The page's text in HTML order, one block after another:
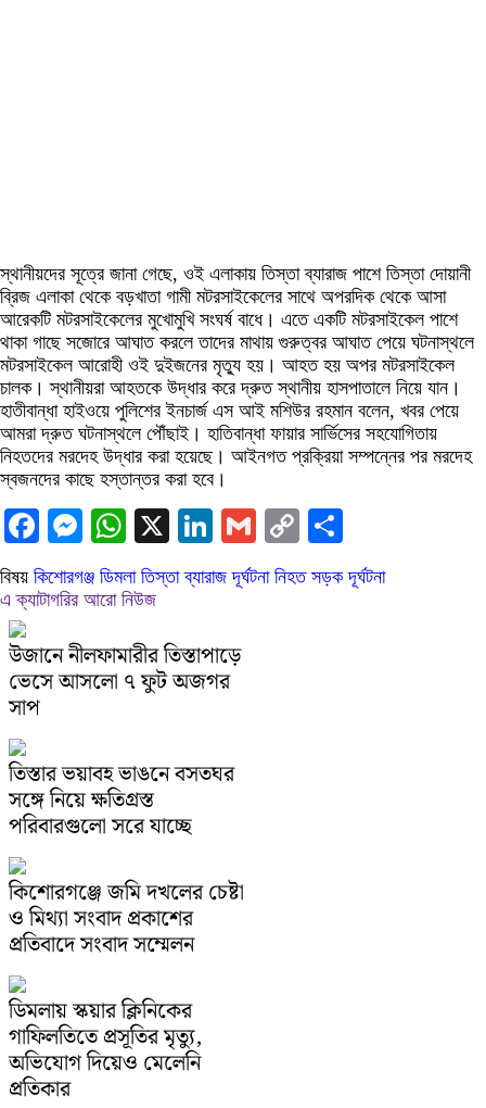
স্থানীয়দের সূত্রে জানা গেছে, ওই এলাকায় তিস্তা ব্যারাজ পাশে তিস্তা দোয়ানী
ব্রিজ এলাকা থেকে বড়খাতা গামী মটরসাইকেলের সাথে অপরদিক থেকে আসা
আরেকটি মটরসাইকেলের মুখোমুখি সংঘর্ষ বাধে। এতে একটি মটরসাইকেল পাশে
থাকা গাছে সজোরে আঘাত করলে তাদের মাথায় গুরুত্বর আঘাত পেয়ে ঘটনাস্থলে
মটরসাইকেল আরোহী ওই দুইজনের মৃত্যু হয়। আহত হয় অপর মটরসাইকেল
চালক। স্থানীয়রা আহতকে উদ্ধার করে দ্রুত স্থানীয় হাসপাতালে নিয়ে যান।
হাতীবান্ধা হাইওয়ে পুলিশের ইনচার্জ এস আই মশিউর রহমান বলেন, খবর পেয়ে
আমরা দ্রুত ঘটনাস্থলে পৌঁছাই। হাতিবান্ধা ফায়ার সার্ভিসের সহযোগিতায়
নিহতদের মরদেহ উদ্ধার করা হয়েছে। আইনগত প্রক্রিয়া সম্পন্নের পর মরদেহ
স্বজনদের কাছে হস্তান্তর করা হবে।
Facebook
Messenger
WhatsApp
X LinkedIn
GmailCopy
Link
বিষয় কিশোরগঞ্জ ডিমলা তিস্তা ব্যারাজ দূর্ঘটনা নিহত সড়ক দূর্ঘটনা
এ ক্যাটাগরির আরো নিউজ
উজানে নীলফামারীর তিস্তাপাড়ে
ভেসে আসলো ৭ ফুট অজগর
সাপ
তিস্তার ভয়াবহ ভাঙনে বসতঘর
সঙ্গে নিয়ে ক্ষতিগ্রস্ত
পরিবারগুলো সরে যাচ্ছে
কিশোরগঞ্জে জমি দখলের চেষ্টা
ও মিথ্যা সংবাদ প্রকাশের
প্রতিবাদে সংবাদ সম্মেলন
ডিমলায় স্কয়ার ক্লিনিকের
গাফিলতিতে প্রসূতির মৃত্যু,
অভিযোগ দিয়েও মেলেনি
প্রতিকার